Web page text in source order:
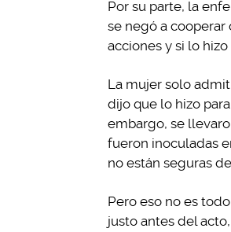
Por su parte, la
se negó a
acciones y si lo
La mujer solo
dijo que lo hizo
embargo, se
fueron inoculadas
no están seguras
Pero eso no es
justo antes del